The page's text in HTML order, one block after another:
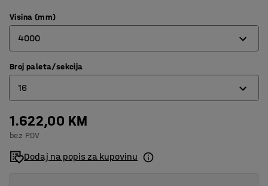
Visina (mm)
4000
2500
4000
5000
Broj paleta/sekcija
16
12
16
20
1.622,00 KM
bez PDV
Dodaj na popis za kupovinu